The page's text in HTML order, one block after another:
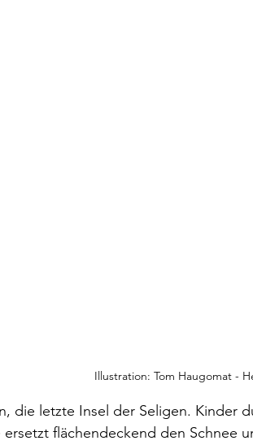
Illustration: Tom Haugomat -
die letzte Insel der Seligen. Kinder
ersetzt flächendeckend den Schnee